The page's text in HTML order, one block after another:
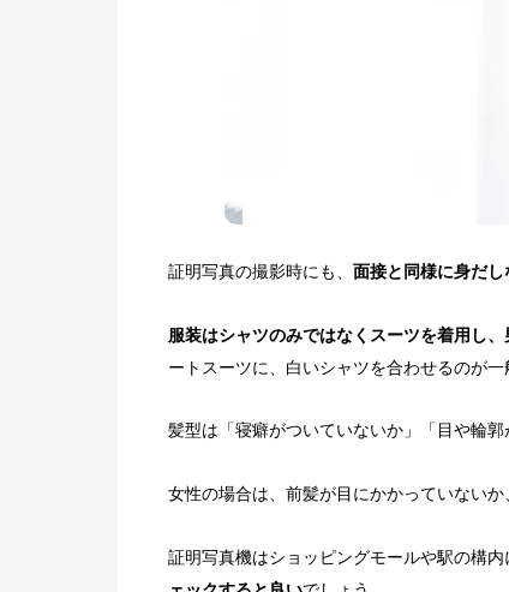
証明写真の撮影時にも、 面接と同様に身だし
服装はシャツのみではなくスーツを着用し
ートスーツに、白いシャツを合わせるのが一
髪型は「寝癖がついていないか」「目や輪
女性の場合は、前髪が目にかかっていない
証明写真機はショッピングモールや駅の構内